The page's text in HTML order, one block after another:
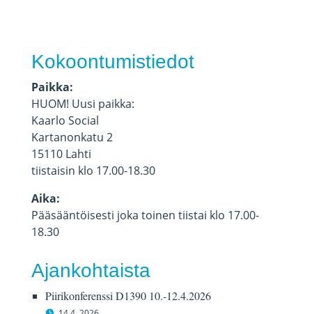
Kokoontumistiedot
Paikka:
HUOM! Uusi paikka:
Kaarlo Social
Kartanonkatu 2
15110 Lahti
tiistaisin klo 17.00-18.30
Aika:
Pääsääntöisesti joka toinen tiistai klo 17.00-
18.30
Ajankohtaista
Piirikonferenssi D1390 10.-12.4.2026